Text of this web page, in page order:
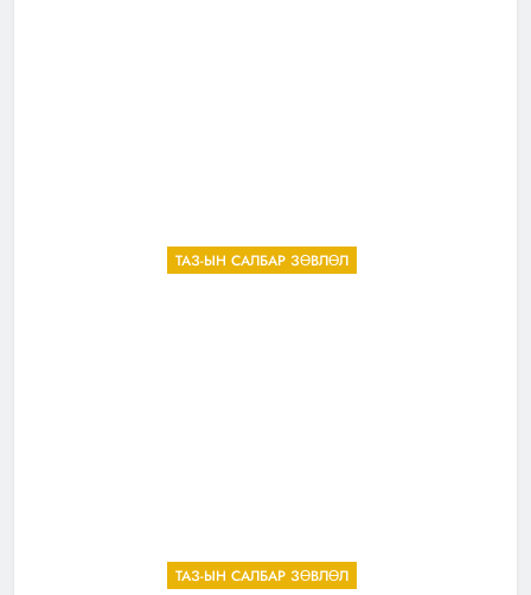
ТАЗ-ЫН САЛБАР ЗӨВЛӨЛ
ТАЗ-ЫН САЛБАР ЗӨВЛӨЛ